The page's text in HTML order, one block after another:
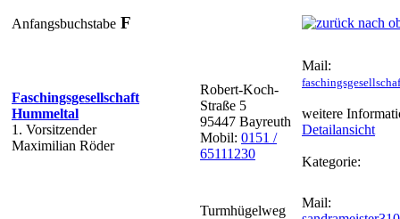
Anfangsbuchstabe F
Faschingsgesellschaft
Hummeltal
1. Vorsitzender
Maximilian Röder
Robert-Koch-
Straße 5
95447 Bayreuth
Mobil: 0151 /
65111230
Mail:
weitere
Detailansicht
Kategorie:
Turmhügelweg
Mail: